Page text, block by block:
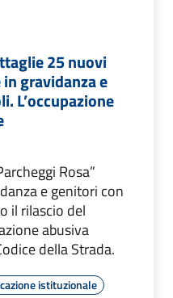
25 nuovi
gravidanza e
L’occupazione
Rosa”
e genitori con
il rilascio del
abusiva
della Strada.
istituzionale